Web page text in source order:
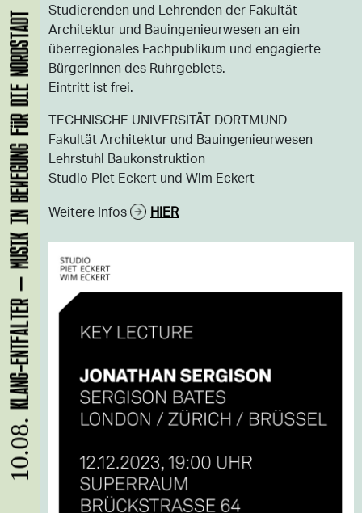
Studierenden und Lehrenden der Fakultät
Architektur und Bauingenieurwesen an ein
überregionales Fachpublikum und engagierte
Bürgerinnen des Ruhrgebiets.
Eintritt ist frei.
TECHNISCHE UNIVERSITÄT DORTMUND
Fakultät Architektur und Bauingenieurwesen
Lehrstuhl Baukonstruktion
Studio Piet Eckert und Wim Eckert
Weitere Infos
HIER
10.08.
KLANG-ENTFALTER – MUSIK IN BEWEGUNG FÜR DIE NORDSTADT